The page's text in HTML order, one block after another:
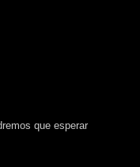
que esperar